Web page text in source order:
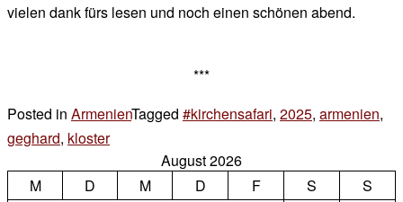
vielen dank fürs lesen und noch einen schönen abend.
***
Posted in ArmenienTagged #kirchensafari, 2025, armenien,
geghard, kloster4 Kommentare
Kloster
August 2026
M
D M D F S
S